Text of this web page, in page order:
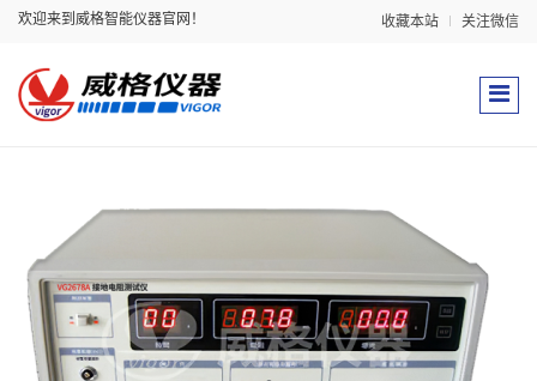
欢迎来到威格智能仪器官网！ 收藏本站 关注微信